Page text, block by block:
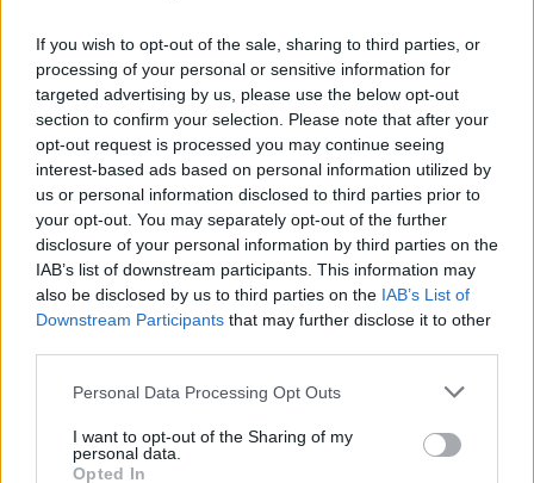
If you wish to opt-out of the sale, sharing to third parties, or
processing of your personal or sensitive information for
targeted advertising by us, please use the below opt-out
section to confirm your selection. Please note that after your
opt-out request is processed you may continue seeing
interest-based ads based on personal information utilized by
us or personal information disclosed to third parties prior to
your opt-out. You may separately opt-out of the further
disclosure of your personal information by third parties on the
IAB’s list of downstream participants. This information may
also be disclosed by us to third parties on the IAB’s List of
Downstream Participants that may further disclose it to other
Personal Data Processing Opt Outs
I want to opt-out of the Sharing of my
personal data.
Opted In